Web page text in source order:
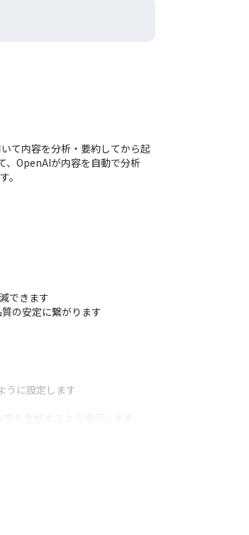
て内容を分析・要約してから起
、OpenAIが内容を自動で分析
。
できます
の安定に繋がります
うに設定します
を生成するよう指示します